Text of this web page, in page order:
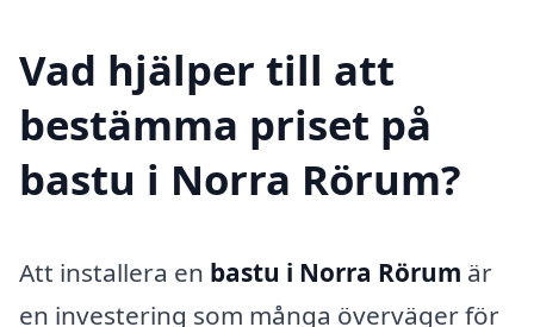
Vad hjälper till att
bestämma priset på
bastu i Norra Rörum?
Att installera en bastu i Norra Rörum är
en investering som många överväger för